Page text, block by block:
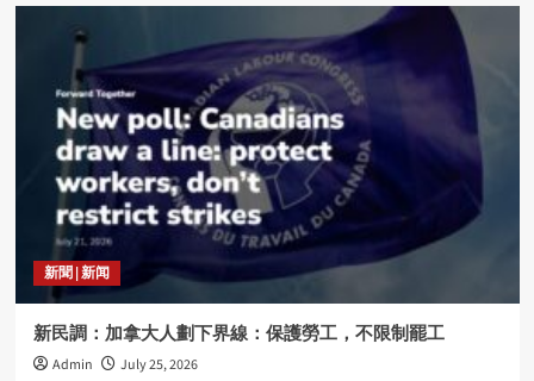
新聞 | 新闻
新民調：加拿大人劃下界線：保護勞工，不限制罷工
Admin July 25, 2026